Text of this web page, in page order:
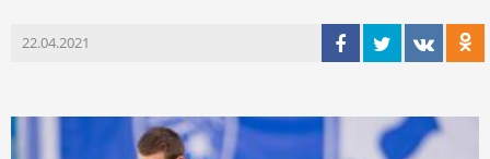
22.04.2021